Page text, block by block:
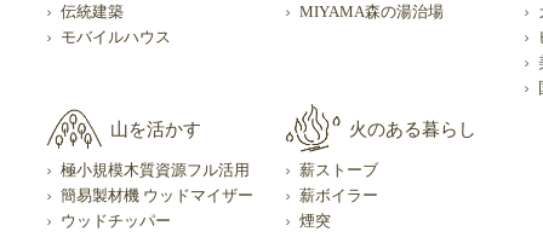
伝統建築
モバイルハウス
MIYAMA森の湯治場
山を活かす
極小規模木質資源フル活用
簡易製材機 ウッドマイザー
ウッドチッパー
火のある暮らし
薪ストーブ
薪ボイラー
煙突